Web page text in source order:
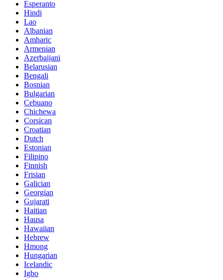
Esperanto
Hindi
Lao
Albanian
Amharic
Armenian
Azerbaijani
Belarusian
Bengali
Bosnian
Bulgarian
Cebuano
Chichewa
Corsican
Croatian
Dutch
Estonian
Filipino
Finnish
Frisian
Galician
Georgian
Gujarati
Haitian
Hausa
Hawaiian
Hebrew
Hmong
Hungarian
Icelandic
Igbo